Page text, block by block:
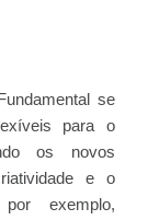
se
para o
os novos
e o
exemplo,